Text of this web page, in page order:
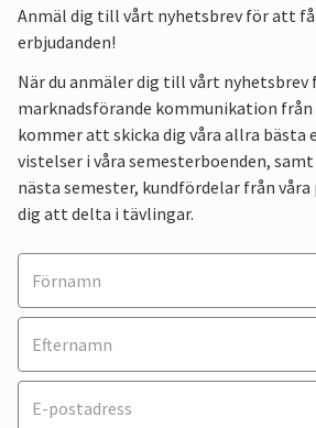
Anmäl dig till vårt nyhetsbrev för att
erbjudanden!
När du anmäler dig till vårt nyhetsbrev
marknadsförande kommunikation från
kommer att skicka dig våra allra bästa
vistelser i våra semesterboenden,
nästa semester, kundfördelar från
dig att delta i tävlingar.